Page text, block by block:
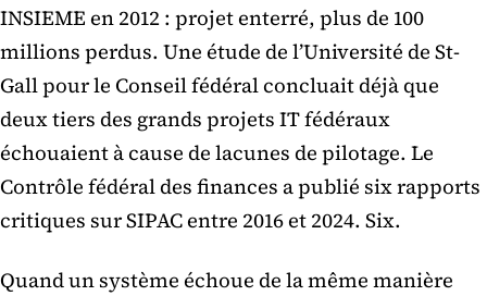
INSIEME en 2012 : projet enterré, plus de 100
millions perdus. Une étude de l’Université de St-
Gall pour le Conseil fédéral concluait déjà que
deux tiers des grands projets IT fédéraux
échouaient à cause de lacunes de pilotage. Le
Contrôle fédéral des finances a publié six rapports
critiques sur SIPAC entre 2016 et 2024. Six.
Quand un système échoue de la même manière